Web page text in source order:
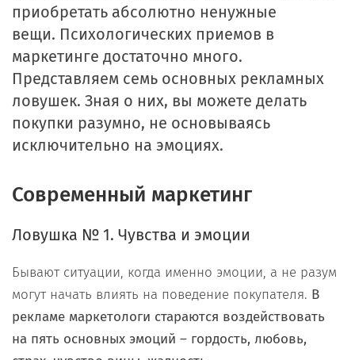
приобретать абсолютно ненужные
вещи. Психологических приемов в
маркетинге достаточно много.
Представляем семь основных рекламных
ловушек. Зная о них, вы можете делать
покупки разумно, не основываясь
исключительно на эмоциях.
Современный маркетинг
Ловушка № 1. Чувства и эмоции
Бывают ситуации, когда именно эмоции, а не разум
могут начать влиять на поведение покупателя. В
рекламе маркетологи стараются воздействовать
на пять основных эмоций – гордость, любовь,